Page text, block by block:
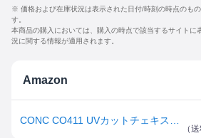
※ 価格および在庫状況は表示された日付/時刻の時点のも
す。
本商品の購入においては、購入の時点で該当するサイトに
況に関する情報が適用されます。
Amazon
（送